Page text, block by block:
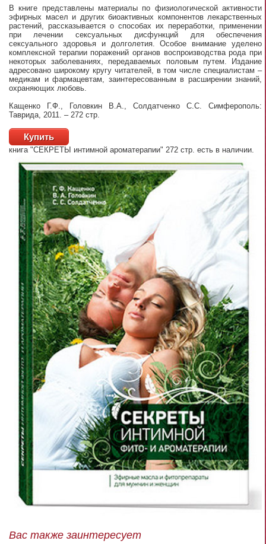
В книге представлены материалы по физиологической активности
эфирных масел и других биоактивных компонентов лекарственных
растений, рассказывается о способах их переработки, применении
при лечении сексуальных дисфункций для обеспечения
сексуального здоровья и долголетия. Особое внимание уделено
комплексной терапии поражений органов воспроизводства рода при
некоторых заболеваниях, передаваемых половым путем. Издание
адресовано широкому кругу читателей, в том числе специалистам –
медикам и фармацевтам, заинтересованным в расширении знаний,
охраняющих любовь.
Кащенко Г.Ф., Головкин В.А., Солдатченко С.С. Симферополь:
Таврида, 2011. – 272 стр.
Купить
книга "СЕКРЕТЫ интимной ароматерапии" 272 стр. есть в наличии.
Вас также заинтересует